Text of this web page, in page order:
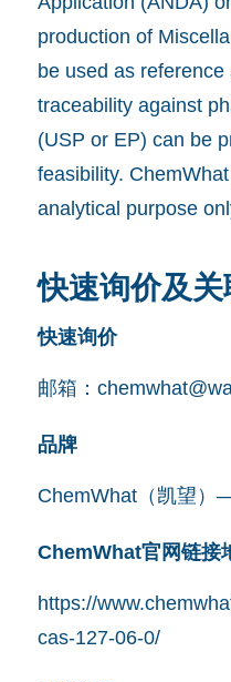
production of
be used as
traceability against
(USP or EP) can be
feasibility.
analytical purpose
快速询价及关
快速询价
邮箱：
品牌
ChemWhat（凯望
ChemWhat官网链接
https://
cas-127-06-0/